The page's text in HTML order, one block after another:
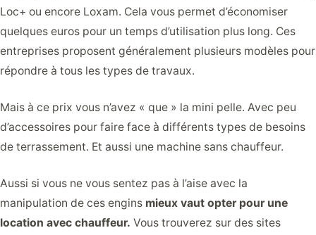
Loc+ ou encore Loxam. Cela vous permet d’économiser
quelques euros pour un temps d’utilisation plus long. Ces
entreprises proposent généralement plusieurs modèles pour
répondre à tous les types de travaux.
Mais à ce prix vous n’avez « que » la mini pelle. Avec peu
d’accessoires pour faire face à différents types de besoins
de terrassement. Et aussi une machine sans chauffeur.
Aussi si vous ne vous sentez pas à l’aise avec la
manipulation de ces engins mieux vaut opter pour une
location avec chauffeur. Vous trouverez sur des sites